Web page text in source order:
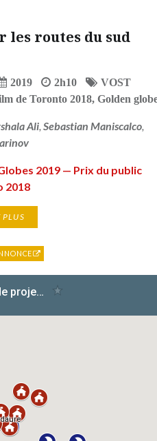
les routes du sud
2019 2h10
VOST
de Toronto 2018, Golden
Ali, Sebastian Maniscalco,
2019 — Prix du public
2018
PLUS